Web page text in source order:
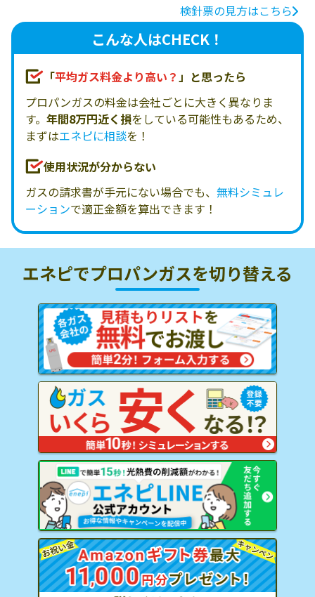
検針票の見方はこちら
こんな人はCHECK！
「平均ガス料金より高い？」と思ったら
プロパンガスの料金は会社ごとに大きく異なりま
す。 年間8万円近く損をしている可能性もあるため、
まずはエネピに相談を！
使用状況が分からない
ガスの請求書が手元にない場合でも、 無料シミュレ
ーションで適正金額を算出できます！
エネピでプロパンガスを切り替える